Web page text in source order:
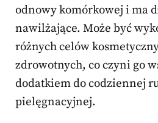
odnowy komórkowej i ma
nawilżające. Może być
różnych celów
zdrowotnych, co czyni go
dodatkiem do codziennej
pielęgnacyjnej.